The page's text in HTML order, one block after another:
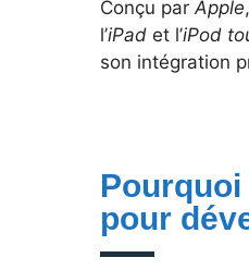
Conçu par Apple,
l’iPad et l’iPod
son intégration
pour